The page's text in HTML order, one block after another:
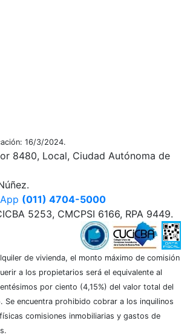
16/3/2024.
8480, Local, Ciudad Autónoma de
(011) 4704-5000
5253, CMCPSI 6166, RPA 9449.
de vivienda, el monto máximo de comisión
a los propietarios será el equivalente al
por ciento (4,15%) del valor total del
Se encuentra prohibido cobrar a los inquilinos
comisiones inmobiliarias y gastos de